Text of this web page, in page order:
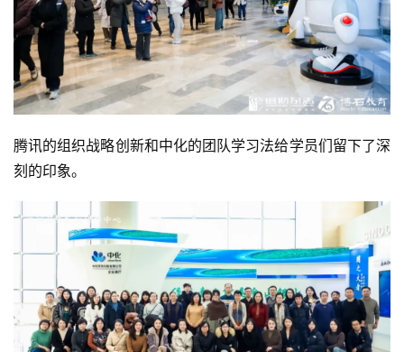
腾讯的组织战略创新和中化的团队学习法给学员们留下了深
刻的印象。